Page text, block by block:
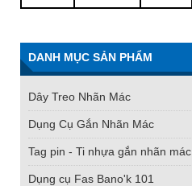
DANH MỤC SẢN PHẨM
Dây Treo Nhãn Mác
Dụng Cụ Gắn Nhãn Mác
Tag pin - Ti nhựa gắn nhãn mác
Dụng cụ Fas Bano'k 101